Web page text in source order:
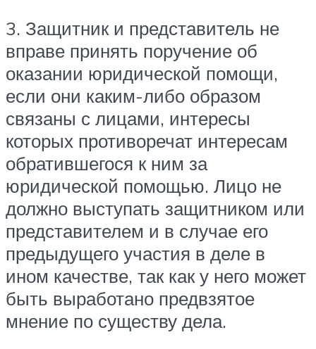
3. Защитник и представитель не
вправе принять поручение об
оказании юридической помощи,
если они каким-либо образом
связаны с лицами, интересы
которых противоречат интересам
обратившегося к ним за
юридической помощью. Лицо не
должно выступать защитником или
представителем и в случае его
предыдущего участия в деле в
ином качестве, так как у него может
быть выработано предвзятое
мнение по существу дела.